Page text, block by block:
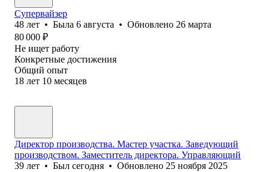
Супервайзер
48 лет • Была 6 августа • Обновлено 26 марта
80 000 ₽
Не ищет работу
Конкретные достижения
Общий опыт
18 лет 10 месяцев
Директор производства. Мастер участка. Заведующий
производством. Заместитель директора. Управляющий
39 лет • Был сегодня • Обновлено 25 ноября 2025